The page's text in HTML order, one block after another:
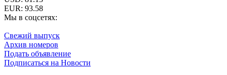
EUR: 93.58
Мы в соцсетях:
Свежий выпуск
Архив номеров
Подать объявление
Подписаться на Новости